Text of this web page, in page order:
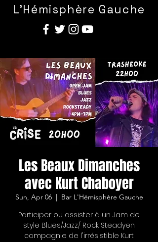
L'Hémisphère Gauche
Les Beaux Dimanches
avec Kurt Chaboyer
Sun, Apr 06
  |
Bar L'Hémisphère Gauche
Participer ou assister à un Jam de
style Blues/Jazz/ Rock Steadyen
compagnie de l'irrésistible Kurt